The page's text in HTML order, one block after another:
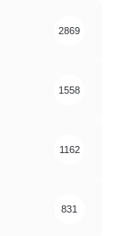
2869
1558
1162
831